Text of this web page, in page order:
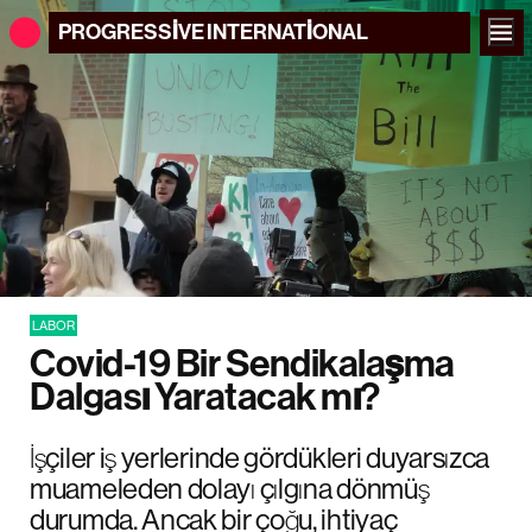
PROGRESSIVEINTERNATIONAL
LABOR
Covid-19 Bir Sendikalaşma
Dalgası Yaratacak mı?
İşçiler iş yerlerinde gördükleri duyarsızca
muameleden dolayı çılgına dönmüş
durumda. Ancak bir çoğu, ihtiyaç